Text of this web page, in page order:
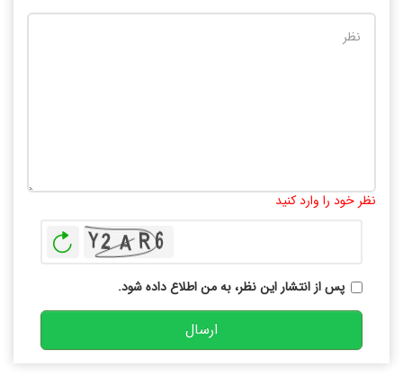
نظر خود را وارد کنید
پس از انتشار این نظر، به من اطلاع داده شود.
ارسال